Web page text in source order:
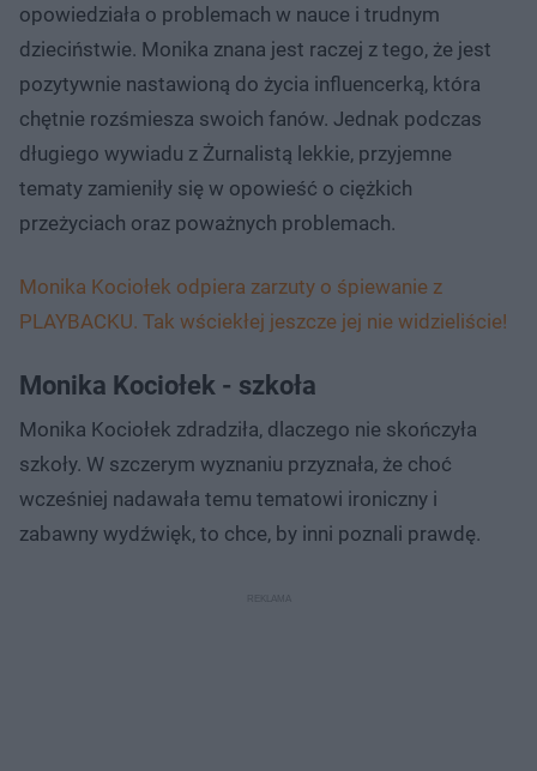
opowiedziała o problemach w nauce i trudnym
dzieciństwie. Monika znana jest raczej z tego, że jest
pozytywnie nastawioną do życia influencerką, która
chętnie rozśmiesza swoich fanów. Jednak podczas
długiego wywiadu z Żurnalistą lekkie, przyjemne
tematy zamieniły się w opowieść o ciężkich
przeżyciach oraz poważnych problemach.
Monika Kociołek odpiera zarzuty o śpiewanie z
PLAYBACKU. Tak wściekłej jeszcze jej nie widzieliście!
Monika Kociołek - szkoła
Monika Kociołek zdradziła, dlaczego nie skończyła
szkoły. W szczerym wyznaniu przyznała, że choć
wcześniej nadawała temu tematowi ironiczny i
zabawny wydźwięk, to chce, by inni poznali prawdę.